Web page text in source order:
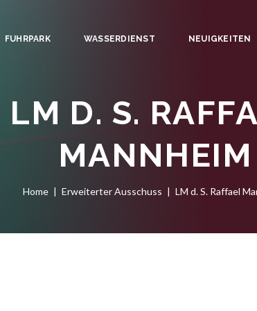
FUHRPARK WASSERDIENST NEUIGKEITEN
LM D. S.
MANNHEIM
Home Erweiterter Ausschuss LM d. S. Raffael